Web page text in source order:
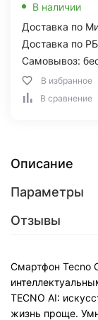
В наличии
Доставка по
Доставка по
Самовывоз:
В избранное
В сравнение
Описание
Параметры
Отзывы
Смартфон Tecno
TECNO AI:
жизнь проще.